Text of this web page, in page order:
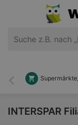
Zurück
INTERSPAR